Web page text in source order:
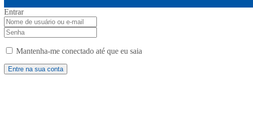
Entrar
Mantenha-me conectado até que eu saia